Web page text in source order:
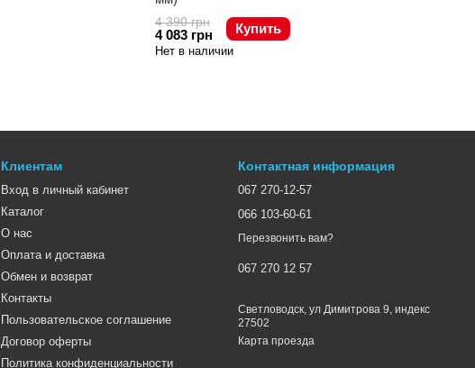
4 390 грн
4 083 грн Купить
Нет в наличии
Клиентам
Вход в личный кабинет
Каталог
О нас
Оплата и доставка
Обмен и возврат
Контакты
Пользовательское соглашение
Договор оферты
Политика конфиденциальности
Контактная информация
067 270-12-57
066 103-60-61
Перезвонить вам?
067 270 12 57
Светловодск, ул Димитрова 9, индекс
27502
Карта проезда